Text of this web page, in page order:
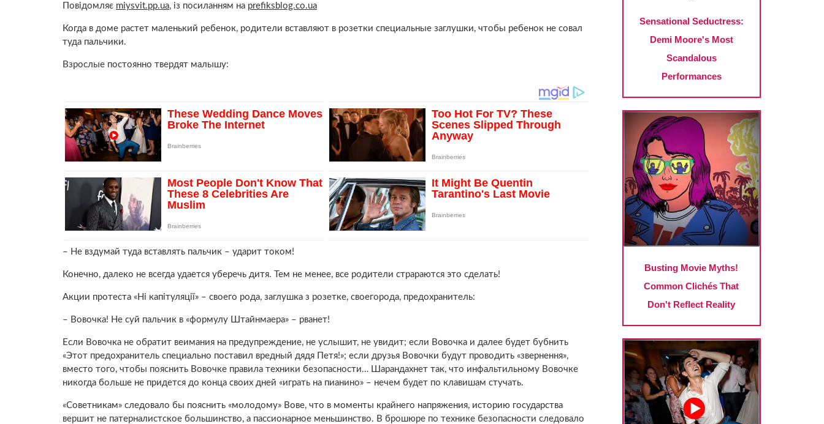
Повідомляє miysvit.pp.ua, із посиланням на prefiksblog.co.ua
Когда в доме растет маленький ребенок, родители вставляют в розетки специальные заглушки, чтобы ребенок не совал
туда пальчики.
Взрослые постоянно твердят малышу:
– Не вздумай туда вставлять пальчик – ударит током!
Конечно, далеко не всегда удается уберечь дитя. Тем не менее, все родители страраются это сделать!
Акции протеста «Ні капітуляції» – своего рода, заглушка з розетке, своегорода, предохранитель:
– Вовочка! Не суй пальчик в «формулу Штайнмаера» – рванет!
Если Вовочка не обратит веимания на предупреждение, не услышит, не увидит; если Вовочка и далее будет бубнить
«Этот предохранитель специально поставил вредный дядя Петя!»; если друзья Вовочки будут проводить «звернення»,
вместо того, чтобы пояснить Вовочке правила техники безопасности… Шарандахнет так, что инфальтильному Вовочке
никогда больше не придется до конца своих дней «играть на пианино» – нечем будет по клавишам стучать.
«Советникам» следовало бы пояснить «молодому» Вове, что в моменты крайнего напряжения, историю государства
вершит не патерналистское большинство, а пассионарное меньшинство. В брошюре по технике безопасности следовало